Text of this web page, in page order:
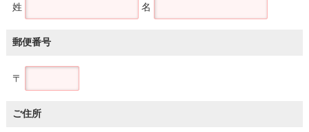
姓 名
郵便番号
〒
ご住所